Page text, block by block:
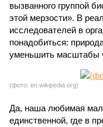
вызванного группой
этой мерзости». В
исследователей в
понадобиться:
уменьшить масштабы
(фото: en.wikipedia.org)
Да, наша любимая
единственной, где в